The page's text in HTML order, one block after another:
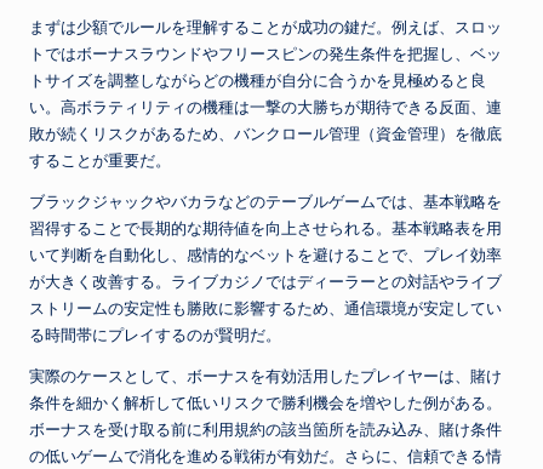
まずは少額でルールを理解することが成功の鍵だ。例えば、スロッ
トではボーナスラウンドやフリースピンの発生条件を把握し、ベッ
トサイズを調整しながらどの機種が自分に合うかを見極めると良
い。高ボラティリティの機種は一撃の大勝ちが期待できる反面、連
敗が続くリスクがあるため、バンクロール管理（資金管理）を徹底
することが重要だ。
ブラックジャックやバカラなどのテーブルゲームでは、基本戦略を
習得することで長期的な期待値を向上させられる。基本戦略表を用
いて判断を自動化し、感情的なベットを避けることで、プレイ効率
が大きく改善する。ライブカジノではディーラーとの対話やライブ
ストリームの安定性も勝敗に影響するため、通信環境が安定してい
る時間帯にプレイするのが賢明だ。
実際のケースとして、ボーナスを有効活用したプレイヤーは、賭け
条件を細かく解析して低いリスクで勝利機会を増やした例がある。
ボーナスを受け取る前に利用規約の該当箇所を読み込み、賭け条件
の低いゲームで消化を進める戦術が有効だ。さらに、信頼できる情